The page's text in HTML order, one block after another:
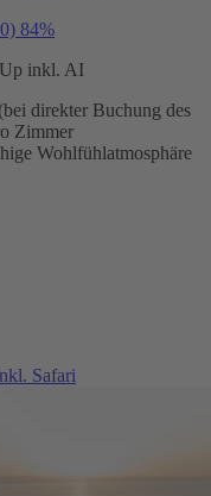
84%
inkl. AI
direkter Buchung des
Zimmer
Wohlfühlatmosphäre
Safari